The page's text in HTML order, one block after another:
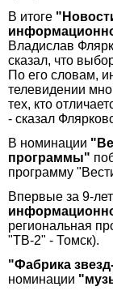
В итоге
Владислав
сказал, что
По его словам,
телевидении
тех, кто
- сказал
В номинации
программы"
программу
Впервые за 9-
региональная
"ТВ-2" - Томск).
"Фабрика
номинации